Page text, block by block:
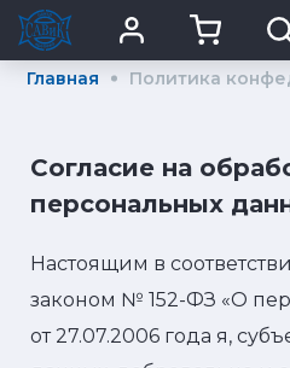
Главная Политика
Согласие на
персональных
Настоящим в
законом № 152-ФЗ «О
от 27.07.2006 года я,